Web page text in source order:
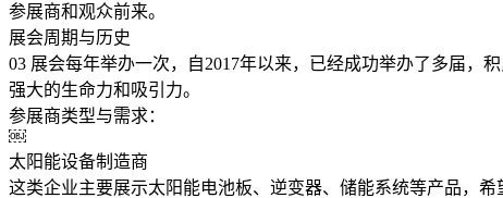
参展商和观众前来。
展会周期与历史
03 展会每年举办一次，自2017年以来，已经成功举办了多届，
强大的生命力和吸引力。
参展商类型与需求：
￼
太阳能设备制造商
这类企业主要展示太阳能电池板、逆变器、储能系统等产品，希